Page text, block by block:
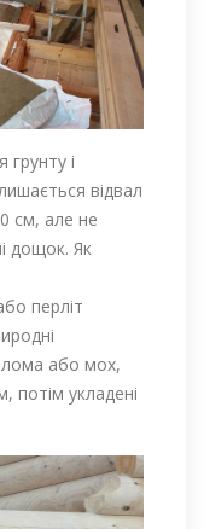
і
відвал
см, але не
дощок. Як
перліт
або мох,
потім укладені